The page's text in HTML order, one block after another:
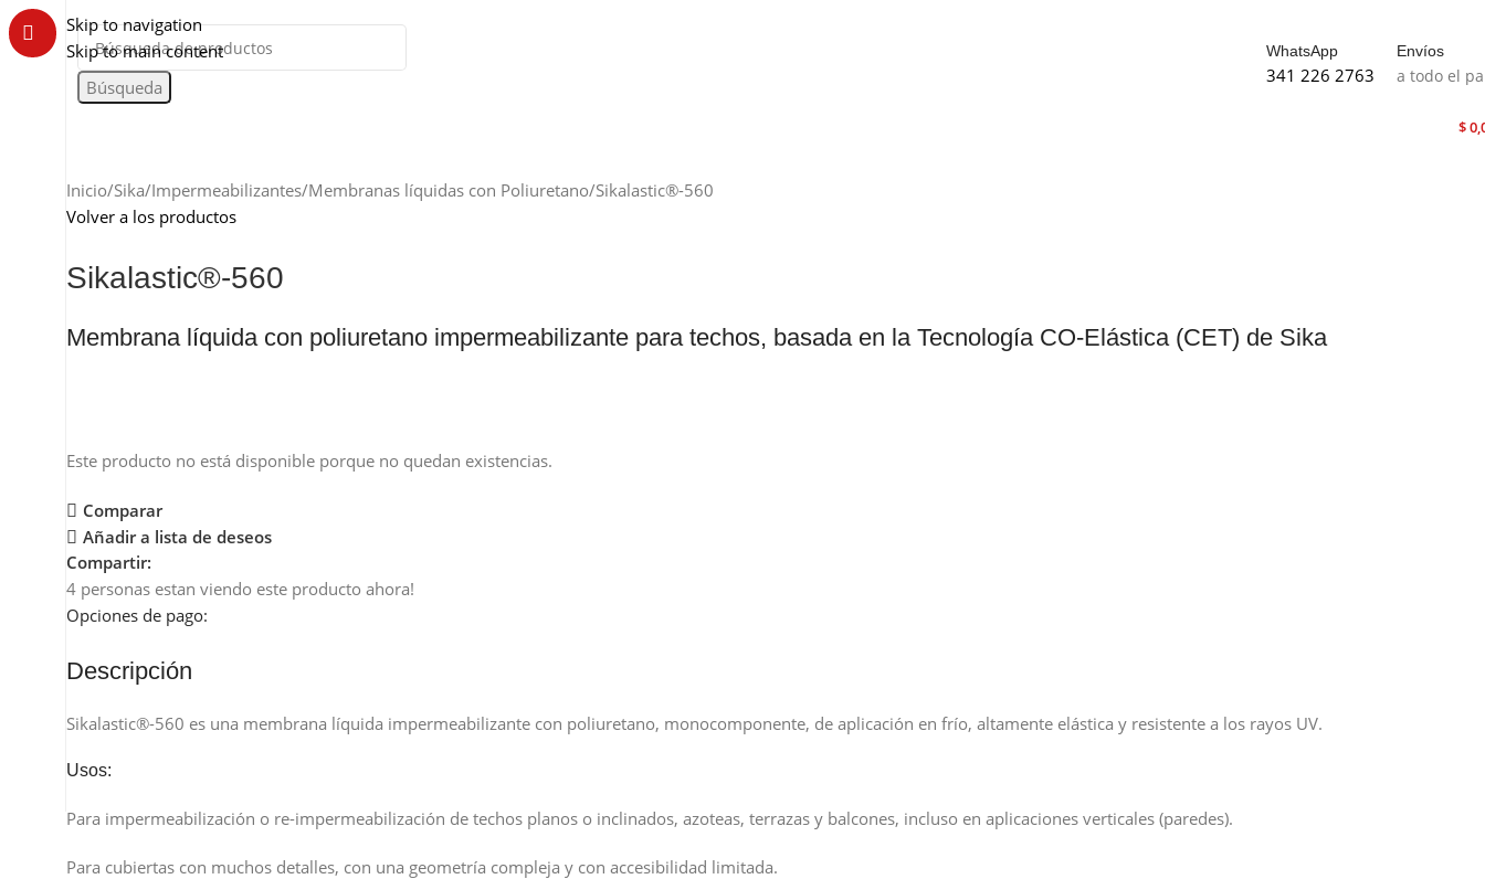
Skip to navigation
Skip to main content
Búsqueda
WhatsApp
341 226 2763
Envíos
a todo el
$
Inicio Sika Impermeabilizantes Membranas líquidas con Poliuretano Sikalastic®-560
Volver a los productos
Sikalastic®-560
Membrana líquida con poliuretano impermeabilizante para techos, basada en la Tecnología CO-Elástica (CET) de Sika
Este producto no está disponible porque no quedan existencias.
Comparar
Añadir a lista de deseos
Compartir:
4 personas estan viendo este producto ahora!
Opciones de pago:
Descripción
Sikalastic®-560 es una membrana líquida impermeabilizante con poliuretano, monocomponente, de aplicación en frío, altamente elástica y resistente a los rayos UV.
Usos:
Para impermeabilización o re-impermeabilización de techos planos o inclinados, azoteas, terrazas y balcones, incluso en aplicaciones verticales (paredes).
Para cubiertas con muchos detalles, con una geometría compleja y con accesibilidad limitada.